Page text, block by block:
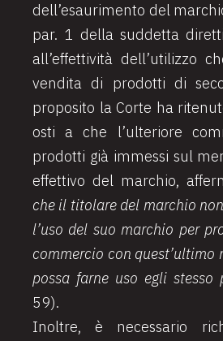
dell’esaurimento del
par. 1 della suddetta
all’effettività dell’utilizzo
vendita di prodotti di
proposito la Corte ha
osti a che l’ulteriore
prodotti già immessi sul
effettivo del marchio,
che il titolare del marchio
l’uso del suo marchio per
commercio con quest’ultimo
possa farne uso egli
59).
Inoltre, è necessario